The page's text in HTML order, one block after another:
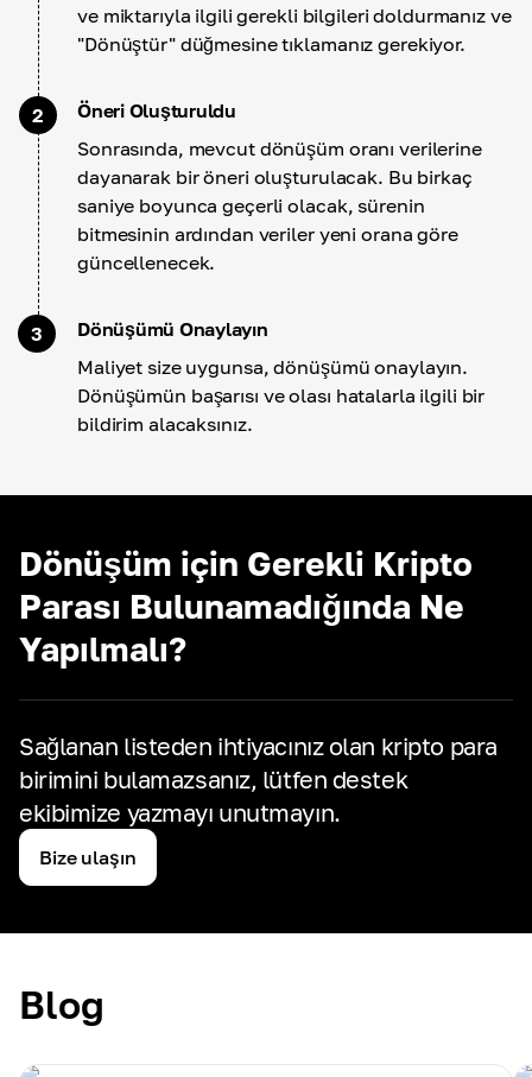
ve miktarıyla ilgili gerekli bilgileri doldurmanız ve
"Dönüştür" düğmesine tıklamanız gerekiyor.
2
Öneri Oluşturuldu
Sonrasında, mevcut dönüşüm oranı verilerine
dayanarak bir öneri oluşturulacak. Bu birkaç
saniye boyunca geçerli olacak, sürenin
bitmesinin ardından veriler yeni orana göre
güncellenecek.
3
Dönüşümü Onaylayın
Maliyet size uygunsa, dönüşümü onaylayın.
Dönüşümün başarısı ve olası hatalarla ilgili bir
bildirim alacaksınız.
Dönüşüm için Gerekli Kripto
Parası Bulunamadığında Ne
Yapılmalı?
Sağlanan listeden ihtiyacınız olan kripto para
birimini bulamazsanız, lütfen destek
ekibimize yazmayı unutmayın.
Bize ulaşın
Blog